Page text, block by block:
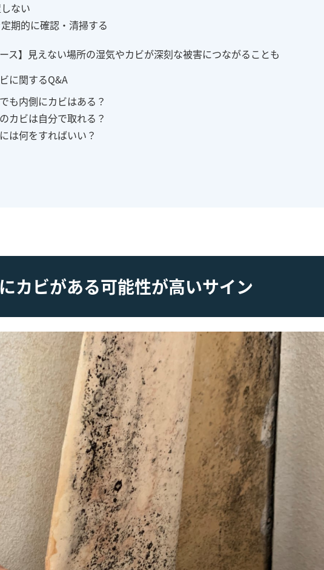
ない
期的に確認・清掃する
ス】見えない場所の湿気やカビが深刻な被害につながることも
に関するQ&A
も内側にカビはある？
カビは自分で取れる？
は何をすればいい？
カビがある可能性が高いサイン